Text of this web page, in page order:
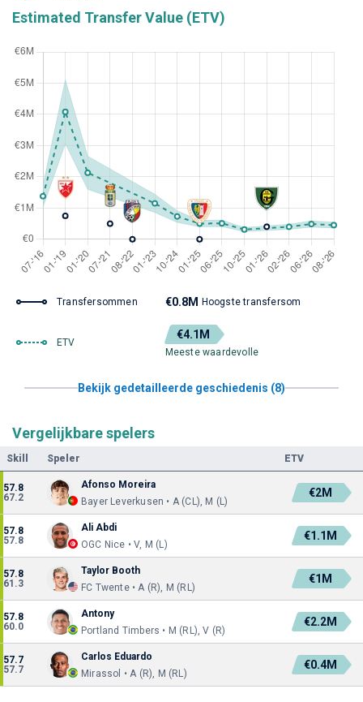
Estimated Transfer Value (ETV)
Transfersommen €0.8M Hoogste transfersom
ETV
€4.1M
Meeste waardevolle
Bekijk gedetailleerde geschiedenis (8)
Vergelijkbare spelers
Skill Speler ETV
57.8
67.2
Afonso Moreira
Bayer Leverkusen • A (CL), M (L)
€2M
57.8
57.8
Ali Abdi
OGC Nice • V, M (L)
€1.1M
57.8
61.3
Taylor Booth
FC Twente • A (R), M (RL)
€1M
57.8
60.0
Antony
Portland Timbers • M (RL), V (R)
€2.2M
57.7
57.7
Carlos Eduardo
Mirassol • A (R), M (RL)
€0.4M